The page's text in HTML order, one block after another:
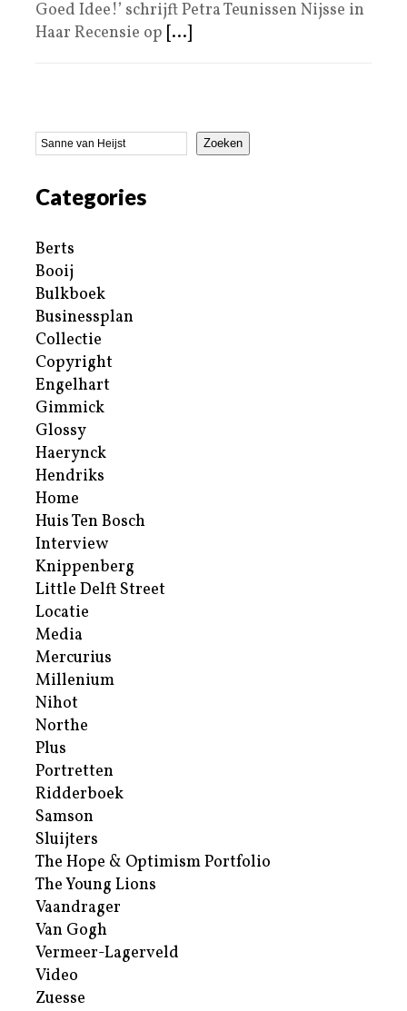
Goed Idee!’ schrijft Petra Teunissen Nijsse in
Haar Recensie op [...]
Zoeken
Categories
Berts
Booij
Bulkboek
Businessplan
Collectie
Copyright
Engelhart
Gimmick
Glossy
Haerynck
Hendriks
Home
Huis Ten Bosch
Interview
Knippenberg
Little Delft Street
Locatie
Media
Mercurius
Millenium
Nihot
Northe
Plus
Portretten
Ridderboek
Samson
Sluijters
The Hope & Optimism Portfolio
The Young Lions
Vaandrager
Van Gogh
Vermeer-Lagerveld
Video
Zuesse